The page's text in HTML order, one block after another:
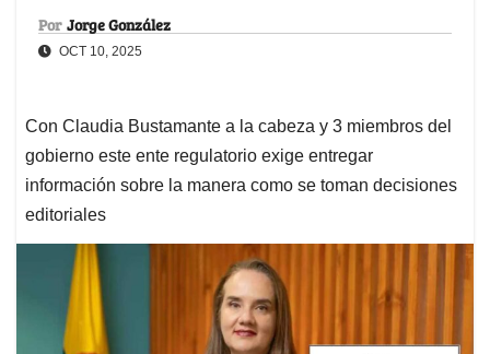
Por Jorge González
OCT 10, 2025
Con Claudia Bustamante a la cabeza y 3 miembros del
gobierno este ente regulatorio exige entregar
información sobre la manera como se toman decisiones
editoriales